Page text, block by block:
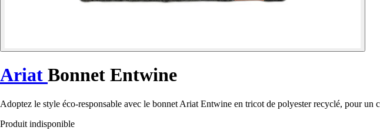
Ariat Bonnet Entwine
Adoptez le style éco-responsable avec le bonnet Ariat Entwine en tricot de polyester recyclé, pour un
Produit indisponible